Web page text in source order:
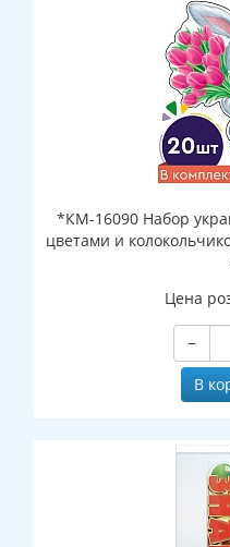
*КМ-16090 Набор
цветами и
Цена
−
В